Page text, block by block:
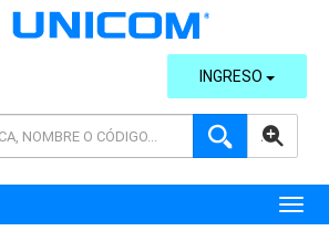
AVANZADA
INGRESO